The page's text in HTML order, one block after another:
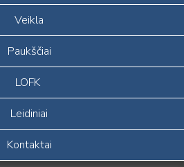
Veikla
Paukščiai
LOFK
Leidiniai
Kontaktai